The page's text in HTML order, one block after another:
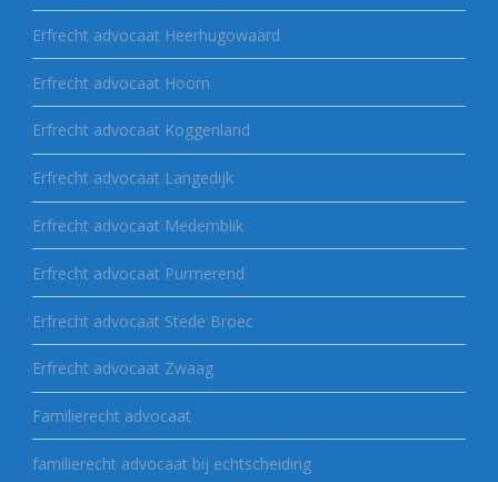
Erfrecht advocaat Heerhugowaard
Erfrecht advocaat Hoorn
Erfrecht advocaat Koggenland
Erfrecht advocaat Langedijk
Erfrecht advocaat Medemblik
Erfrecht advocaat Purmerend
Erfrecht advocaat Stede Broec
Erfrecht advocaat Zwaag
Familierecht advocaat
familierecht advocaat bij echtscheiding